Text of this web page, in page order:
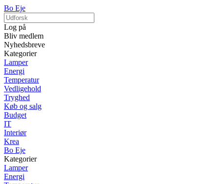
Bo Eje
Log på
Bliv medlem
Nyhedsbreve
Kategorier
Lamper
Energi
Temperatur
Vedligehold
Tryghed
Køb og salg
Budget
IT
Interiør
Krea
Bo Eje
Kategorier
Lamper
Energi